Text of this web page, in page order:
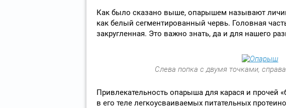
Как было сказано выше, опарышем называют
как белый сегментированный червь. Головная
закругленная. Это важно знать, да и для нашего
Слева попка с двумя точками,
Привлекательность опарыша для карася и
в его теле легкоусваиваемых питательных